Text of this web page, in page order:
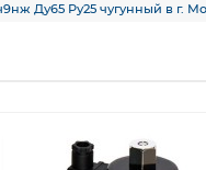
Ду65 Ру25 чугунный в г.